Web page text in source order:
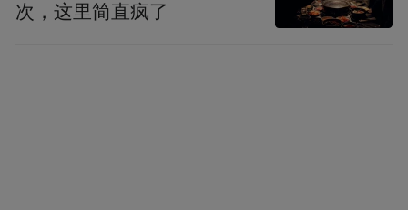
次，这里简直疯了